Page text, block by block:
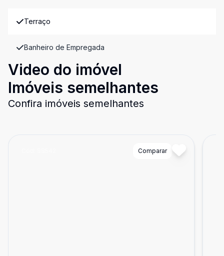
Terraço
Banheiro de Empregada
Video do imóvel
Imóveis semelhantes
Confira imóveis semelhantes
Comparar